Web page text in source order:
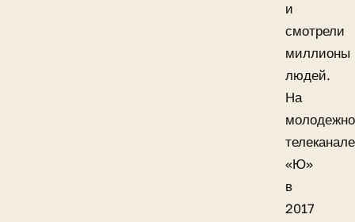
и
смотрели
миллионы
людей.
На
телеканале
«Ю»
в
2017